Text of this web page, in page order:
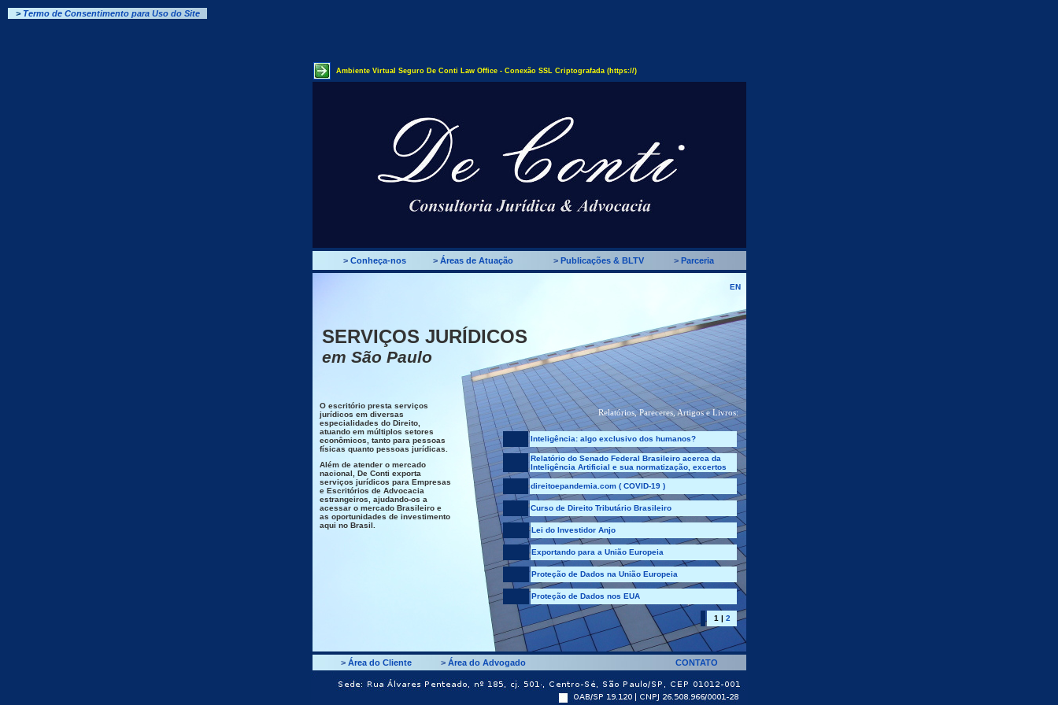
> Termo de Consentimento para Uso do Site
Ambiente Virtual Seguro De Conti Law Office - Conexão SSL Criptografada (https://)
> Conheça-nos > Áreas de Atuação > Publicações & BLTV > Parceria
EN
SERVIÇOS JURÍDICOS
em São Paulo
O escritório presta serviços
jurídicos em diversas
especialidades do Direito,
atuando em múltiplos setores
econômicos, tanto para pessoas
físicas quanto pessoas jurídicas.
Além de atender o mercado
nacional, De Conti exporta
serviços jurídicos para Empresas
e Escritórios de Advocacia
estrangeiros, ajudando-os a
acessar o mercado Brasileiro e
as oportunidades de investimento
aqui no Brasil.
Relatórios, Pareceres, Artigos e Livros:
Inteligência: algo exclusivo dos humanos?
Relatório do Senado Federal Brasileiro acerca da
Inteligência Artificial e sua normatização, excertos
direitoepandemia.com ( COVID-19 )
Curso de Direito Tributário Brasileiro
Lei do Investidor Anjo
Exportando para a União Europeia
Proteção de Dados na União Europeia
Proteção de Dados nos EUA
1 | 2
> Área do Cliente > Área do Advogado CONTATO